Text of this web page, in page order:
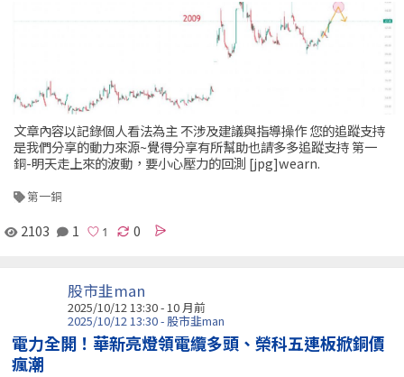
文章內容以記錄個人看法為主 不涉及建議與指導操作 您的追蹤支持
是我們分享的動力來源~覺得分享有所幫助也請多多追蹤支持 第一
銅-明天走上來的波動，要小心壓力的回測 [jpg]wearn.
第一銅
2103 1 0
股市韭man
2025/10/12 13:30 - 10 月前
2025/10/12 13:30 - 股市韭man
電力全開！華新亮燈領電纜多頭、榮科五連板掀銅價
瘋潮